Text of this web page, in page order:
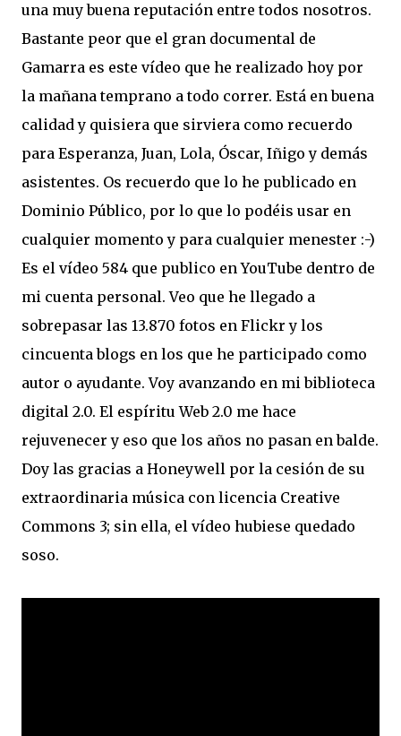
una muy buena reputación entre todos nosotros.
Bastante peor que el gran documental de
Gamarra es este vídeo que he realizado hoy por
la mañana temprano a todo correr. Está en buena
calidad y quisiera que sirviera como recuerdo
para Esperanza, Juan, Lola, Óscar, Iñigo y demás
asistentes. Os recuerdo que lo he publicado en
Dominio Público, por lo que lo podéis usar en
cualquier momento y para cualquier menester :-)
Es el vídeo 584 que publico en YouTube dentro de
mi cuenta personal. Veo que he llegado a
sobrepasar las 13.870 fotos en Flickr y los
cincuenta blogs en los que he participado como
autor o ayudante. Voy avanzando en mi biblioteca
digital 2.0. El espíritu Web 2.0 me hace
rejuvenecer y eso que los años no pasan en balde.
Doy las gracias a Honeywell por la cesión de su
extraordinaria música con licencia Creative
Commons 3; sin ella, el vídeo hubiese quedado
soso.